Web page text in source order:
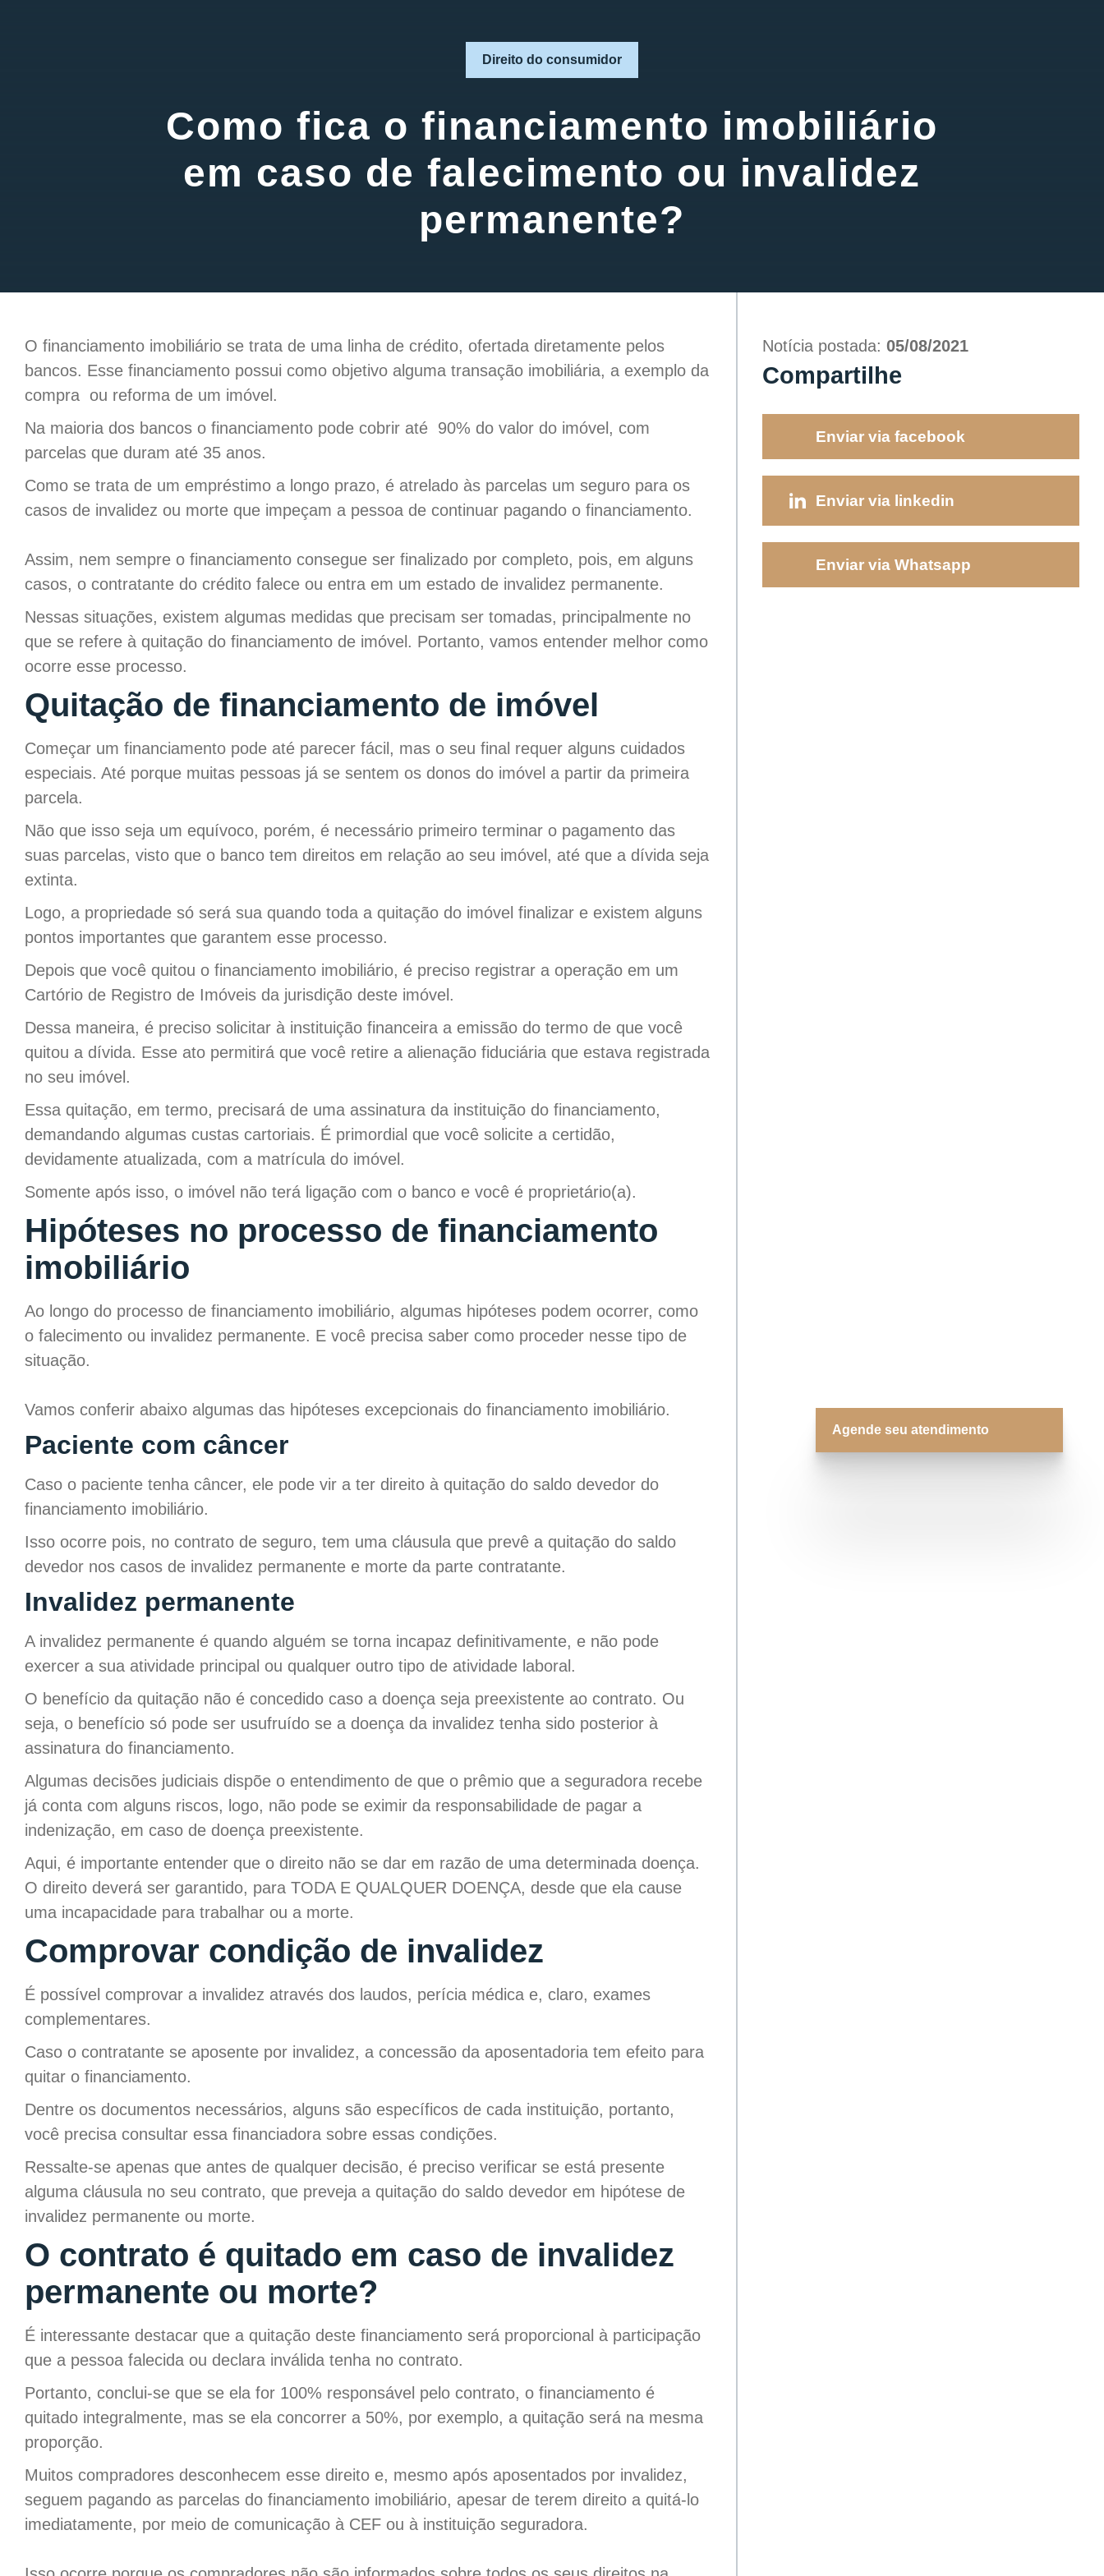
Agende seu atendimento
Direito do consumidor
Como fica o financiamento imobiliário
em caso de falecimento ou invalidez
permanente?
O financiamento imobiliário se trata de uma linha de crédito, ofertada diretamente pelos
bancos. Esse financiamento possui como objetivo alguma transação imobiliária, a exemplo da
compra ou reforma de um imóvel.
Na maioria dos bancos o financiamento pode cobrir até 90% do valor do imóvel, com
parcelas que duram até 35 anos.
Como se trata de um empréstimo a longo prazo, é atrelado às parcelas um seguro para os
casos de invalidez ou morte que impeçam a pessoa de continuar pagando o financiamento.
Assim, nem sempre o financiamento consegue ser finalizado por completo, pois, em alguns
casos, o contratante do crédito falece ou entra em um estado de invalidez permanente.
Nessas situações, existem algumas medidas que precisam ser tomadas, principalmente no
que se refere à quitação do financiamento de imóvel. Portanto, vamos entender melhor como
ocorre esse processo.
Quitação de financiamento de imóvel
Começar um financiamento pode até parecer fácil, mas o seu final requer alguns cuidados
especiais. Até porque muitas pessoas já se sentem os donos do imóvel a partir da primeira
parcela.
Não que isso seja um equívoco, porém, é necessário primeiro terminar o pagamento das
suas parcelas, visto que o banco tem direitos em relação ao seu imóvel, até que a dívida seja
extinta.
Logo, a propriedade só será sua quando toda a quitação do imóvel finalizar e existem alguns
pontos importantes que garantem esse processo.
Depois que você quitou o financiamento imobiliário, é preciso registrar a operação em um
Cartório de Registro de Imóveis da jurisdição deste imóvel.
Dessa maneira, é preciso solicitar à instituição financeira a emissão do termo de que você
quitou a dívida. Esse ato permitirá que você retire a alienação fiduciária que estava registrada
no seu imóvel.
Essa quitação, em termo, precisará de uma assinatura da instituição do financiamento,
demandando algumas custas cartoriais. É primordial que você solicite a certidão,
devidamente atualizada, com a matrícula do imóvel.
Somente após isso, o imóvel não terá ligação com o banco e você é proprietário(a).
Hipóteses no processo de financiamento
imobiliário
Ao longo do processo de financiamento imobiliário, algumas hipóteses podem ocorrer, como
o falecimento ou invalidez permanente. E você precisa saber como proceder nesse tipo de
situação.
Vamos conferir abaixo algumas das hipóteses excepcionais do financiamento imobiliário.
Paciente com câncer
Caso o paciente tenha câncer, ele pode vir a ter direito à quitação do saldo devedor do
financiamento imobiliário.
Isso ocorre pois, no contrato de seguro, tem uma cláusula que prevê a quitação do saldo
devedor nos casos de invalidez permanente e morte da parte contratante.
Invalidez permanente
A invalidez permanente é quando alguém se torna incapaz definitivamente, e não pode
exercer a sua atividade principal ou qualquer outro tipo de atividade laboral.
O benefício da quitação não é concedido caso a doença seja preexistente ao contrato. Ou
seja, o benefício só pode ser usufruído se a doença da invalidez tenha sido posterior à
assinatura do financiamento.
Algumas decisões judiciais dispõe o entendimento de que o prêmio que a seguradora recebe
já conta com alguns riscos, logo, não pode se eximir da responsabilidade de pagar a
indenização, em caso de doença preexistente.
Aqui, é importante entender que o direito não se dar em razão de uma determinada doença.
O direito deverá ser garantido, para TODA E QUALQUER DOENÇA, desde que ela cause
uma incapacidade para trabalhar ou a morte.
Comprovar condição de invalidez
É possível comprovar a invalidez através dos laudos, perícia médica e, claro, exames
complementares.
Caso o contratante se aposente por invalidez, a concessão da aposentadoria tem efeito para
quitar o financiamento.
Dentre os documentos necessários, alguns são específicos de cada instituição, portanto,
você precisa consultar essa financiadora sobre essas condições.
Ressalte-se apenas que antes de qualquer decisão, é preciso verificar se está presente
alguma cláusula no seu contrato, que preveja a quitação do saldo devedor em hipótese de
invalidez permanente ou morte.
O contrato é quitado em caso de invalidez
permanente ou morte?
É interessante destacar que a quitação deste financiamento será proporcional à participação
que a pessoa falecida ou declara inválida tenha no contrato.
Portanto, conclui-se que se ela for 100% responsável pelo contrato, o financiamento é
quitado integralmente, mas se ela concorrer a 50%, por exemplo, a quitação será na mesma
proporção.
Muitos compradores desconhecem esse direito e, mesmo após aposentados por invalidez,
seguem pagando as parcelas do financiamento imobiliário, apesar de terem direito a quitá-lo
imediatamente, por meio de comunicação à CEF ou à instituição seguradora.
Notícia postada: 05/08/2021
Compartilhe
Enviar via facebook
Enviar via linkedin
Enviar via Whatsapp